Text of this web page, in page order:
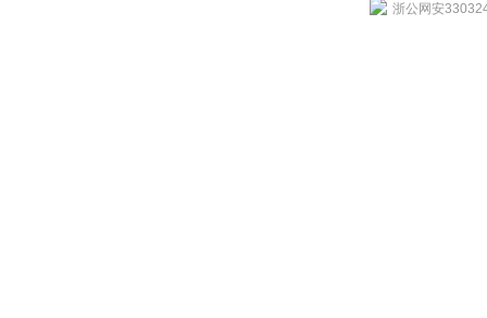
浙公网安